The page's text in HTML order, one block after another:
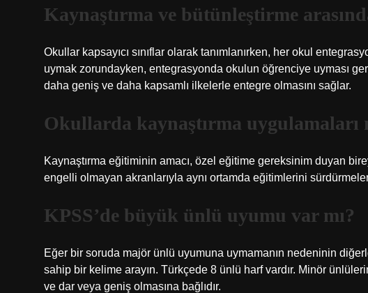
Kaynaştırma ve bütünleştirme
Okullar kapsayıcı sınıflar olarak tanımlanırken, her okul
uymak zorundayken, entegrasyonda okulun öğrenciye uyması
daha geniş ve daha kapsamlı ilkelerle entegre olmasını sağlar.
Okullarda kaynaştırma uygulamaları
Kaynaştırma eğitiminin amacı, özel eğitime gereksinim duyan
engelli olmayan akranlarıyla aynı ortamda eğitimlerini
KPSS’de büyük ünlü uyumu var mı?
Eğer bir soruda majör ünlü uyumuna uymamanın nedeninin
sahip bir kelime arayın. Türkçede 8 ünlü harf vardır. Minör
ve dar veya geniş olmasına bağlıdır.